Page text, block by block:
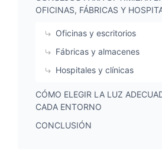
OFICINAS, FÁBRICAS Y
Oficinas y escritorios
Fábricas y almacenes
Hospitales y clínicas
CÓMO ELEGIR LA LUZ
CADA ENTORNO
CONCLUSIÓN